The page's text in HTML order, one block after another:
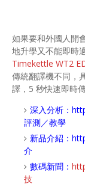
如果要和外國人開
地升學又不能即時
Timekettle WT2
傳統翻譯機不同，
譯，5 秒快速即時
深入分析：
評測／教學
新品介紹：
介
數碼新聞：
技